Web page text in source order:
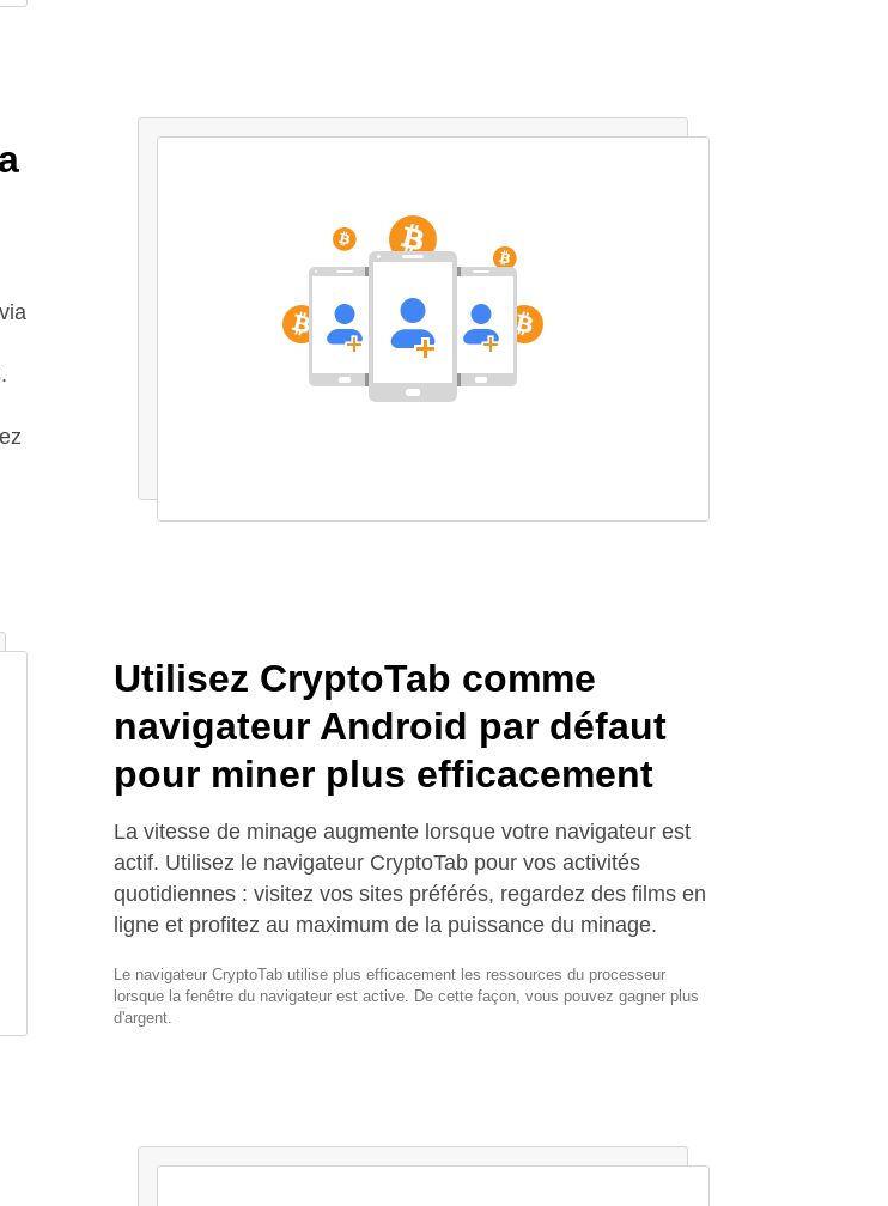
Utilisez CryptoTab comme
navigateur Android par défaut
pour miner plus efficacement
La vitesse de minage augmente lorsque votre navigateur est
actif. Utilisez le navigateur CryptoTab pour vos activités
quotidiennes : visitez vos sites préférés, regardez des films en
ligne et profitez au maximum de la puissance du minage.
Le navigateur CryptoTab utilise plus efficacement les ressources du processeur
lorsque la fenêtre du navigateur est active. De cette façon, vous pouvez gagner plus
d'argent.